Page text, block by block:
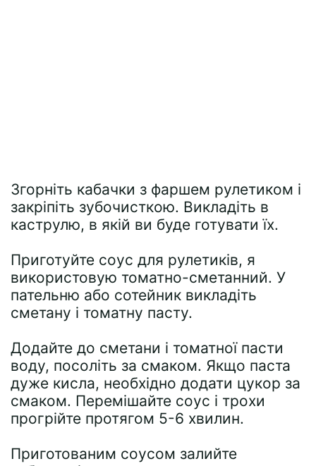
Згорніть кабачки з фаршем рулетиком і
закріпіть зубочисткою. Викладіть в
каструлю, в якій ви буде готувати їх.
Приготуйте соус для рулетиків, я
використовую томатно-сметанний. У
пательню або сотейник викладіть
сметану і томатну пасту.
Додайте до сметани і томатної пасти
воду, посоліть за смаком. Якщо паста
дуже кисла, необхідно додати цукор за
смаком. Перемішайте соус і трохи
прогрійте протягом 5-6 хвилин.
Приготованим соусом залийте